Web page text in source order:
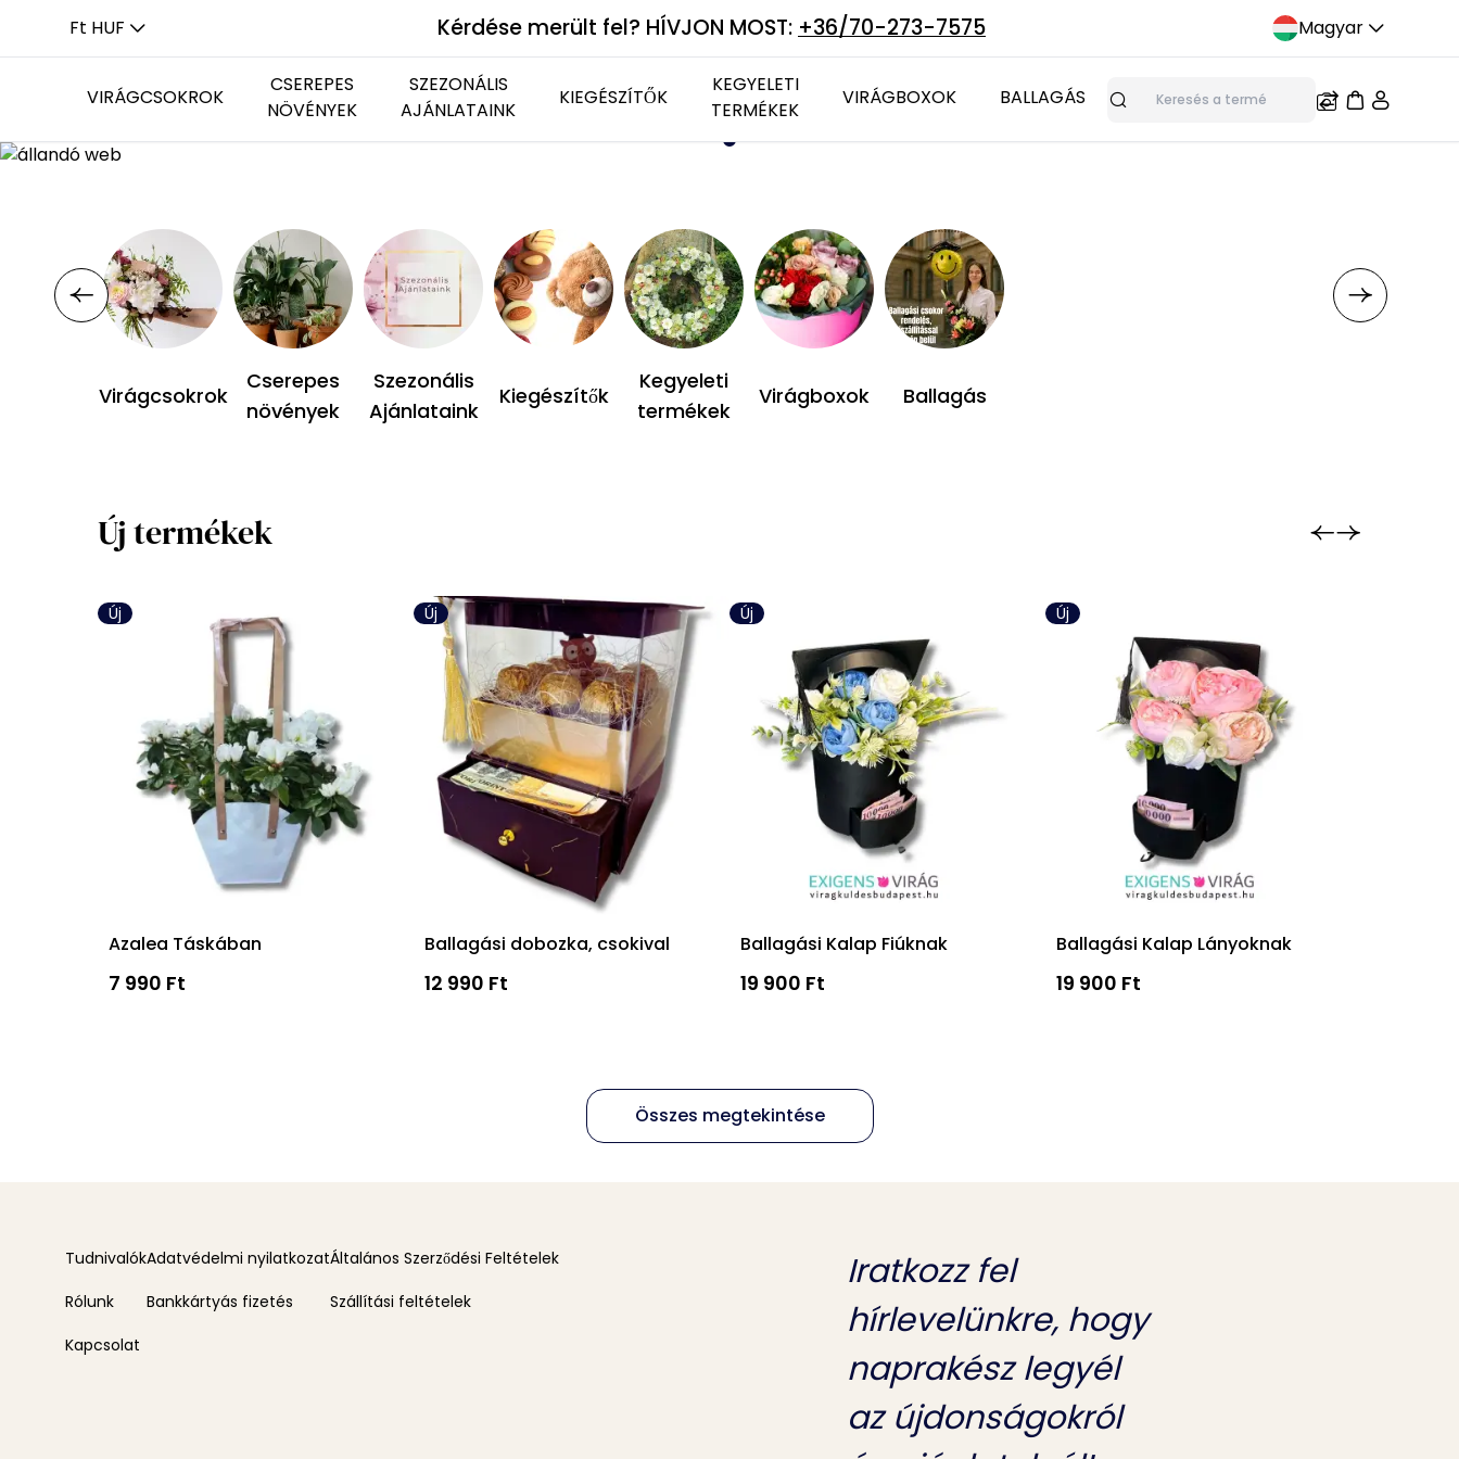
Ft HUF Kérdése merült fel? HÍVJON MOST: +36/70-273-7575 Magyar
VIRÁGCSOKROK
Hosszúkás csokrok
CSEREPES
NÖVÉNYEK
Zöld növények
SZEZONÁLIS
AJÁNLATAINK
KIEGÉSZÍTŐK
Plüss állatok
KEGYELETI
TERMÉKEK
VIRÁGBOXOK
Élő virág
BALLAGÁS
Keresés
Virágcsokrok
Cserepes
növények
Szezonális
Ajánlataink
Kiegészítők
Kegyeleti
termékek
Virágboxok Ballagás
Új termékek
Új
Azalea Táskában
7 990 Ft
Új
Ballagási dobozka, csokival
12 990 Ft
Új
Ballagási Kalap Fiúknak
19 900 Ft
Új
Ballagási Kalap Lányoknak
19 900 Ft
Összes megtekintése
Tudnivalók
Rólunk
Kapcsolat
Adatvédelmi nyilatkozat
Bankkártyás fizetés
Általános Szerződési Feltételek
Szállítási feltételek
Iratkozz fel
hírlevelünkre, hogy
naprakész legyél
az újdonságokról